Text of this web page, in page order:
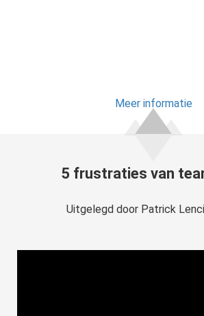
Meer informatie
5 frustraties van
Uitgelegd door Patrick